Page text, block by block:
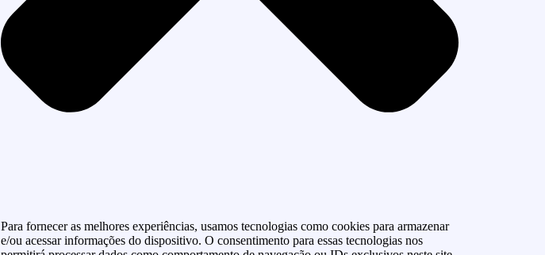
Para fornecer as melhores experiências, usamos tecnologias como cookies para armazenar
e/ou acessar informações do dispositivo. O consentimento para essas tecnologias nos